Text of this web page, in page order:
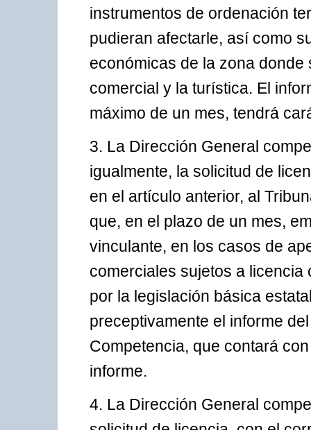
instrumentos de ordenación
pudieran afectarle, así como
económicas de la zona
comercial y la turística. El
máximo de un mes, tendrá
3. La Dirección General
igualmente, la solicitud de
en el artículo anterior, al
que, en el plazo de un mes,
vinculante, en los casos de
comerciales sujetos a
por la legislación básica
preceptivamente el informe
Competencia, que contará
informe.
4. La Dirección General